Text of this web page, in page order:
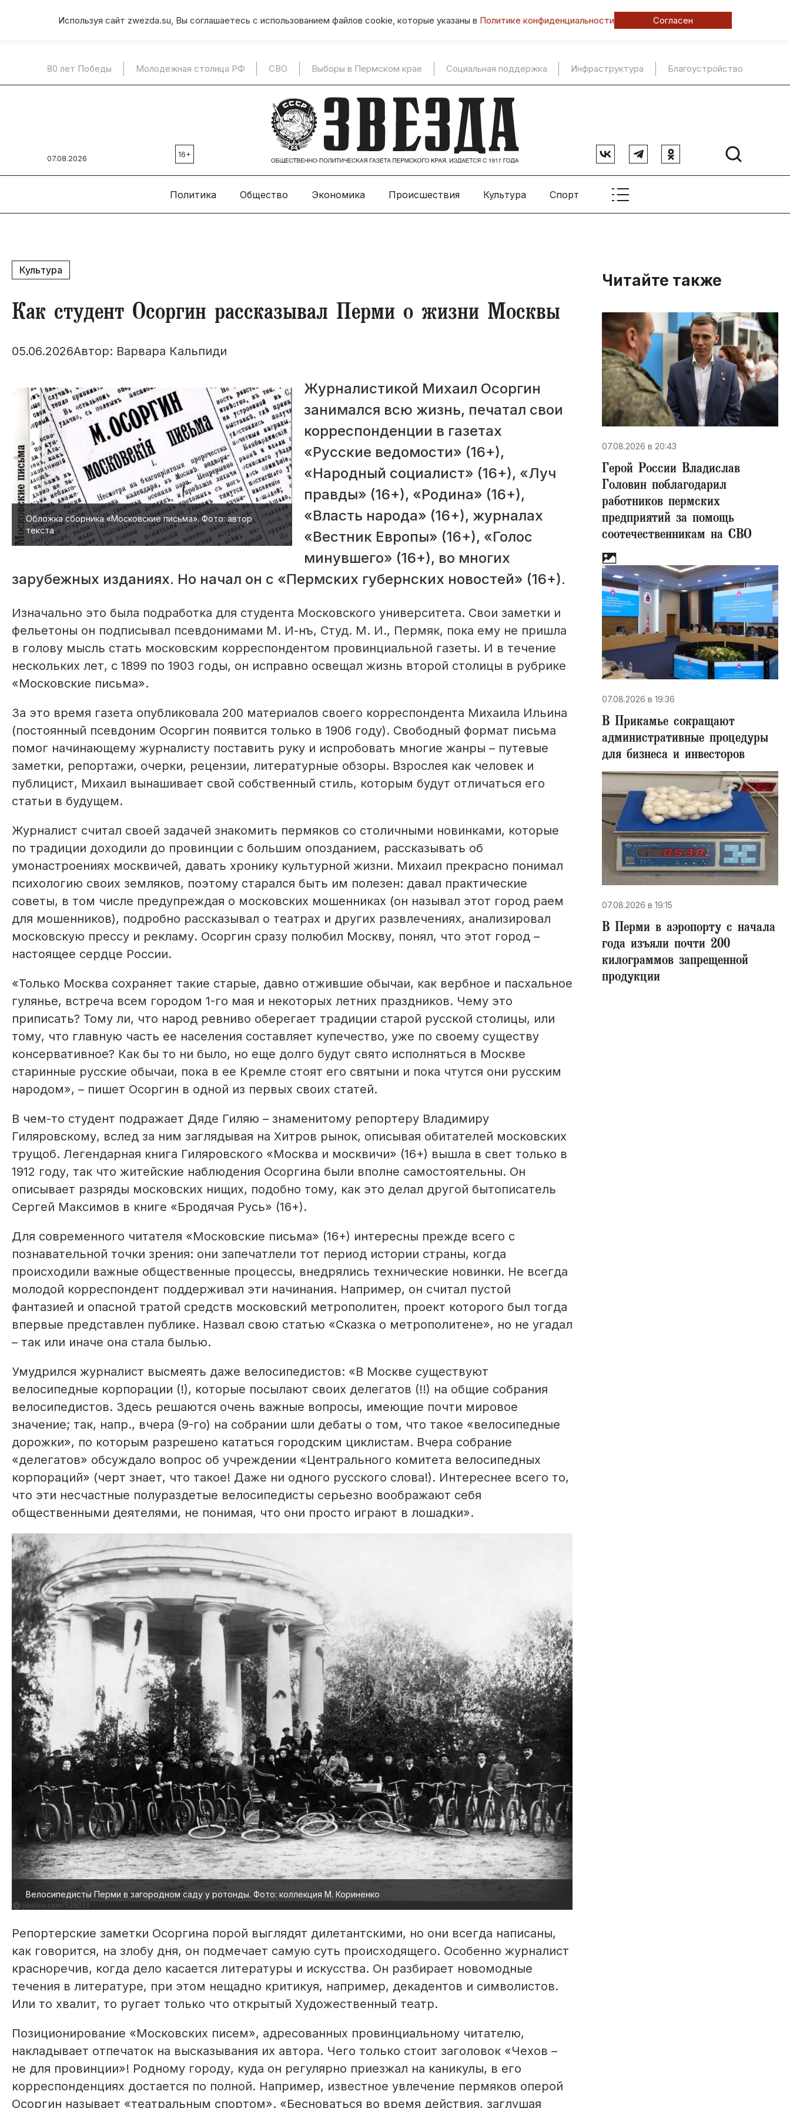
Используя сайт zwezda.su, Вы соглашаетесь с использованием файлов cookie, которые указаны в Политике конфиденциальности Согласен
80 лет Победы Молодежная столица РФ СВО Выборы в Пермском крае Социальная поддержка Инфраструктура Благоустройство
07.08.2026 16+
Политика Общество Экономика Происшествия Культура Спорт
Культура
Как студент Осоргин рассказывал Перми о жизни Москвы
05.06.2026Автор: Варвара Кальпиди
Обложка сборника «Московские письма». Фото: автор
текста
​Журналистикой Михаил Осоргин
занимался всю жизнь, печатал свои
корреспонденции в газетах
«Русские ведомости» (16+),
«Народный социалист» (16+), «Луч
правды» (16+), «Родина» (16+),
«Власть народа» (16+), журналах
«Вестник Европы» (16+), «Голос
минувшего» (16+), во многих
зарубежных изданиях. Но начал он с «Пермских губернских новостей» (16+).
Изначально это была подработка для студента Мос­ковского университета. Свои заметки и
фельетоны он подписывал псевдонимами М. И-нъ, Студ. М. И., Пермяк, пока ему не пришла
в голову мысль стать московским корреспондентом провинциальной газеты. И в течение
нескольких лет, с 1899 по 1903 годы, он исправно освещал жизнь второй столицы в рубрике
«Московские письма».
За это время газета опуб­ликовала 200 материалов своего корреспондента Михаила Ильина
(постоянный псевдоним Осоргин появится только в 1906 году). Свободный формат письма
помог начинающему журналисту поставить руку и испробовать многие жанры – путевые
заметки, репортажи, очерки, рецензии, литературные обзоры. Взрос­лея как человек и
публицист, Михаил вынашивает свой собственный стиль, которым будут отличаться его
статьи в будущем.
Журналист считал своей задачей знакомить пермяков со столичными новинками, которые
по традиции доходили до провинции с большим опозданием, рассказывать об
умонастроениях москвичей, давать хронику культурной жизни. Михаил прекрасно понимал
психологию своих земляков, поэтому старался быть им полезен: давал практические
советы, в том числе предупреждая о московских мошенниках (он называл этот город раем
для мошенников), подробно рассказывал о теат­рах и других развлечениях, анализировал
московскую прессу и рекламу. Осоргин сразу полюбил Москву, понял, что этот город –
настоящее сердце России.
«Только Москва сохраняет такие старые, давно отжившие обычаи, как вербное и пасхальное
гулянье, встреча всем городом 1-го мая и некоторых летних праздников. Чему это
приписать? Тому ли, что народ ревниво оберегает традиции старой русской столицы, или
тому, что главную часть ее населения составляет купечество, уже по своему существу
консервативное? Как бы то ни было, но еще долго будут свято исполняться в Москве
старинные русские обычаи, пока в ее Кремле стоят его святыни и пока чтутся они русским
народом», – пишет Осоргин в одной из первых своих статей.
В чем-то студент подражает Дяде Гиляю – знаменитому репортеру Владимиру
Гиляровскому, вслед за ним заглядывая на Хитров рынок, описывая обитателей московских
трущоб. Легендарная книга Гиляровского «Москва и москвичи» (16+) вышла в свет только в
1912 году, так что житейские наблюдения Осоргина были вполне самостоятельны. Он
описывает разряды московских нищих, подобно тому, как это делал другой бытописатель
Сергей Максимов в книге «Бродячая Русь» (16+).
Для современного читателя «Московские письма» (16+) интересны прежде всего с
познавательной точки зрения: они запечатлели тот период истории страны, когда
происходили важные общественные процессы, внедрялись технические новинки. Не всегда
молодой корреспондент поддерживал эти начинания. Например, он считал пустой
фантазией и опасной тратой средств московский метрополитен, проект которого был тогда
впервые представлен публике. Назвал свою статью «Сказка о метрополитене», но не угадал
– так или иначе она стала былью.
Умудрился журналист высмеять даже велосипедистов: «В Москве существуют
велосипедные корпорации (!), которые посылают своих делегатов (!!) на общие собрания
велосипедистов. Здесь решаются очень важные вопросы, имеющие почти мировое
значение; так, напр., вчера (9-го) на собрании шли дебаты о том, что такое «велосипедные
дорожки», по которым разрешено кататься городским цик­листам. Вчера собрание
«делегатов» обсуждало вопрос об учреждении «Центрального комитета велосипедных
корпораций» (черт знает, что такое! Даже ни одного русского слова!). Интереснее всего то,
что эти несчастные полураздетые велосипедисты серьезно воображают себя
общественными деятелями, не понимая, что они просто играют в лошадки».
Велосипедисты Перми в загородном саду у ротонды. Фото: коллекция М. Кориненко
Репортерские заметки Осоргина порой выглядят дилетантскими, но они всегда написаны,
как говорится, на злобу дня, он подмечает самую суть происходящего. Особенно журналист
красноречив, когда дело касается литературы и искусства. Он разбирает новомодные
течения в литературе, при этом нещадно критикуя, например, декадентов и символистов.
Или то хвалит, то ругает только что открытый Художественный театр.
Позиционирование «Мос­ковских писем», адресованных провинциальному читателю,
накладывает отпечаток на высказывания их автора. Чего только стоит заголовок «Чехов –
не для провинции»! Родному городу, куда он регулярно приезжал на каникулы, в его
корреспонденциях достается по полной. Например, известное увлечение пермяков оперой
Осоргин называет «театральным спортом». «Бесноваться во время действия, заглушая
Читайте также
07.08.2026 в 20:43
Герой России Владислав
Головин поблагодарил
работников пермских
предприятий за помощь
соотечественникам на СВО
07.08.2026 в 19:36
В Прикамье сокращают
административные процедуры
для бизнеса и инвесторов
07.08.2026 в 19:15
В Перми в аэропорту с начала
года изъяли почти 200
килограммов запрещенной
продукции